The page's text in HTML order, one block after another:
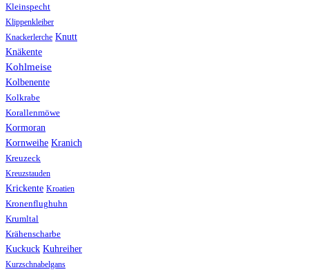
Kleinspecht
Klippenkleiber
Knackerlerche Knutt
Knäkente
Kohlmeise
Kolbenente
Kolkrabe
Korallenmöwe
Kormoran
Kornweihe Kranich
Kreuzeck
Kreuzstauden
Krickente Kroatien
Kronenflughuhn
Krumltal
Krähenscharbe
Kuckuck Kuhreiher
Kurzschnabelgans